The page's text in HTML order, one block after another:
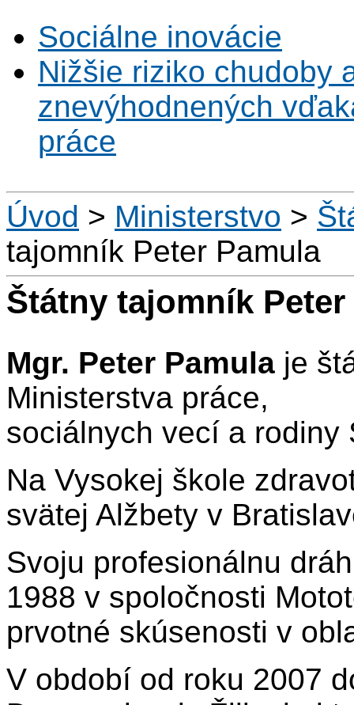
Sociálne inovácie
Nižšie riziko chudoby
znevýhodnených
práce
Úvod > Ministerstvo >
tajomník Peter Pamula
Štátny tajomník Peter
Mgr. Peter Pamula je
Ministerstva práce,
sociálnych vecí a
Na Vysokej škole
svätej Alžbety v
Svoju profesionálnu
1988 v spoločnosti
prvotné skúsenosti v
V období od roku 2007